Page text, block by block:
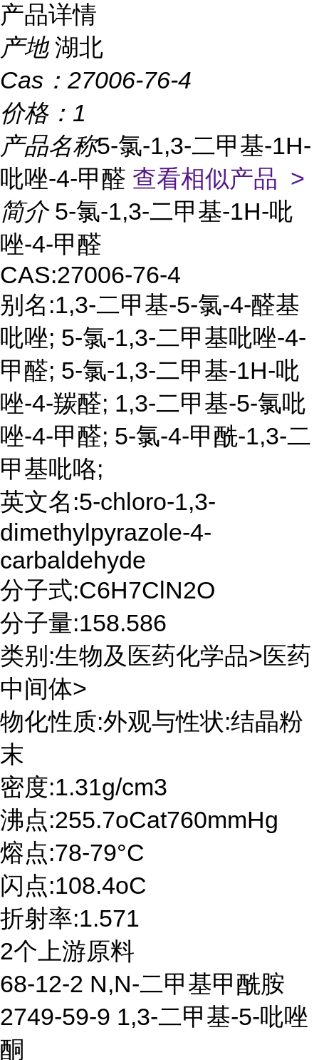
产品详情
产地 湖北
Cas： 27006-76-4
价格： 1
产品名称5-氯-1,3-二甲基-1H-
吡唑-4-甲醛 查看相似产品 >
简介 5-氯-1,3-二甲基-1H-吡
唑-4-甲醛
CAS:27006-76-4
别名:1,3-二甲基-5-氯-4-醛基
吡唑; 5-氯-1,3-二甲基吡唑-4-
甲醛; 5-氯-1,3-二甲基-1H-吡
唑-4-羰醛; 1,3-二甲基-5-氯吡
唑-4-甲醛; 5-氯-4-甲酰-1,3-二
甲基吡咯;
英文名:5-chloro-1,3-
dimethylpyrazole-4-
carbaldehyde
分子式:C6H7ClN2O
分子量:158.586
类别:生物及医药化学品>医药
中间体>
物化性质:外观与性状:结晶粉
末
密度:1.31g/cm3
沸点:255.7oCat760mmHg
熔点:78-79°C
闪点:108.4oC
折射率:1.571
2个上游原料
68-12-2 N,N-二甲基甲酰胺
2749-59-9 1,3-二甲基-5-吡唑
酮